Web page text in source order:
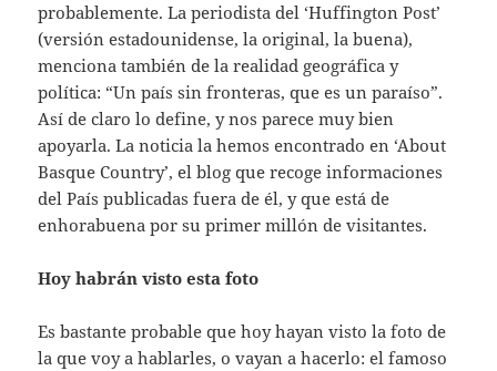
probablemente. La periodista del ‘Huffington Post’
(versión estadounidense, la original, la buena),
menciona también de la realidad geográfica y
política: “Un país sin fronteras, que es un paraíso”.
Así de claro lo define, y nos parece muy bien
apoyarla. La noticia la hemos encontrado en ‘About
Basque Country’, el blog que recoge informaciones
del País publicadas fuera de él, y que está de
enhorabuena por su primer millón de visitantes.
Hoy habrán visto esta foto
Es bastante probable que hoy hayan visto la foto de
la que voy a hablarles, o vayan a hacerlo: el famoso